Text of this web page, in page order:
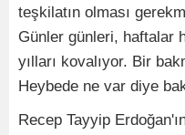
teşkilatın olması
Günler günleri, haftalar
yılları kovalıyor. Bir
Heybede ne var diye
Recep Tayyip